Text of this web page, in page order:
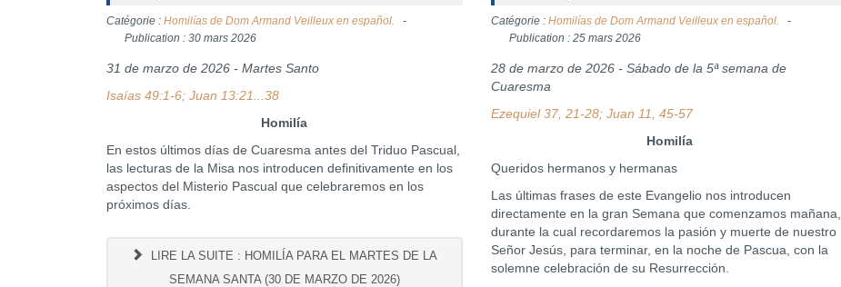
Catégorie : Homilías de Dom Armand Veilleux en español.
Publication : 30 mars 2026
31 de marzo de 2026 - Martes Santo
Isaías 49:1-6; Juan 13:21...38
Homilía
En estos últimos días de Cuaresma antes del Triduo Pascual,
las lecturas de la Misa nos introducen definitivamente en los
aspectos del Misterio Pascual que celebraremos en los
próximos días.
LIRE LA SUITE : HOMILÍA PARA EL MARTES DE LA
SEMANA SANTA (30 DE MARZO DE 2026)
Catégorie :Homilías de Dom Armand Veilleux en español.
Publication : 25 mars 2026
28 de marzo de 2026 - Sábado de la 5ª semana de
Cuaresma
Ezequiel 37, 21-28; Juan 11, 45-57
Homilía
Queridos hermanos y hermanas
Las últimas frases de este Evangelio nos introducen
directamente en la gran Semana que comenzamos mañana,
durante la cual recordaremos la pasión y muerte de nuestro
Señor Jesús, para terminar, en la noche de Pascua, con la
solemne celebración de su Resurrección.